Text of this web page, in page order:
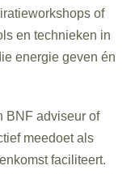
of
en technieken in
energie geven én
BNF adviseur of
meedoet als
faciliteert.